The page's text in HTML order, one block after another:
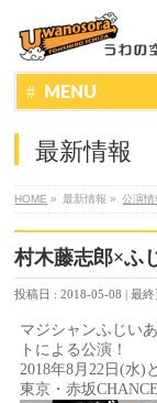
MENU
最新情報
HOME » 最新情報 » 公演情
村木藤志郎×ふ
投稿日 : 2018-05-08 最
マジシャンふじい
トによる公演！
2018年8月22日(水)
東京・赤坂